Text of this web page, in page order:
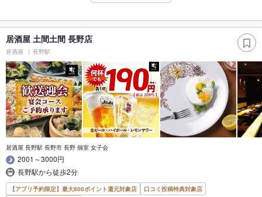
居酒屋 土間土間 長野店
居酒屋 長野駅
居酒屋 長野駅 長野市 長野 個室 女子会
2001～3000円
長野駅から徒歩2分
【アプリ予約限定】最大800ポイント還元対象店
口コミ投稿特典対象店